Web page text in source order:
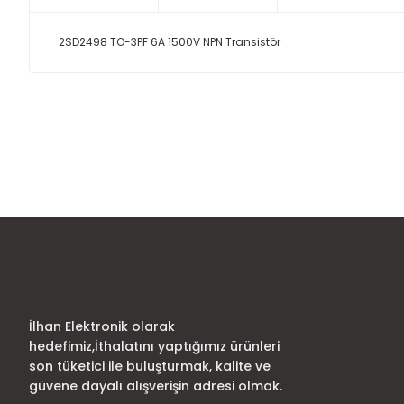
2SD2498 TO-3PF 6A 1500V NPN Transistör
Ürün bilgilerinde hatalar bulunuyor.
İlhan Elektronik olarak
hedefimiz,İthalatını yaptığımız ürünleri
son tüketici ile buluşturmak, kalite ve
güvene dayalı alışverişin adresi olmak.